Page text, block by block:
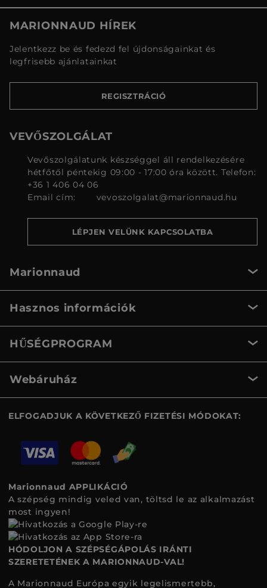
MARIONNAUD HÍREK
Jelentkezz be és fedezd fel újdonságainkat és
legfrisebb ajánlatainkat
REGISZTRÁCIÓ
VEVŐSZOLGÁLAT
Vevőszolgálatunk készséggel áll rendelkezésére
hétfőtől péntekig 09:00 - 17:00 óra között. Telefon:
+36 1 406 04 06
Email cím:
vevoszolgalat@marionnaud.hu
LÉPJEN VELÜNK KAPCSOLATBA
Marionnaud
Hasznos információk
HŰSÉGPROGRAM
Webáruház
ELFOGADJUK A KÖVETKEZŐ FIZETÉSI MÓDOKAT:
Marionnaud APPLIKÁCIÓ
A szépség mindig veled van, töltsd le az alkalmazást
most ingyen!
HÓDOLJON A SZÉPSÉGÁPOLÁS IRÁNTI
SZERETETÉNEK A MARIONNAUD-VAL!
A Marionnaud Európa egyik legelismertebb,